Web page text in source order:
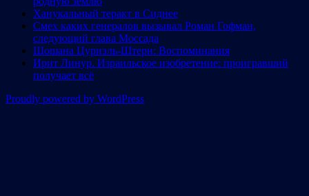
Ханукальный теракт в Сиднее
Смех каких генералов вызывал Роман Гофман,
следующий глава Моссада
Шошана Цуриэль-Штерн: Воспоминания
Ирит Линур. Израильское изобретение: проигравший
получает всё
Proudly powered by WordPress